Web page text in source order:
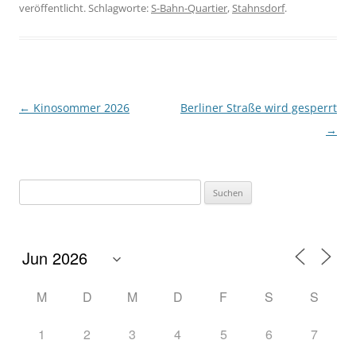
veröffentlicht. Schlagworte:S-Bahn-Quartier,Stahnsdorf.
Beitragsnavigation
← Kinosommer 2026
Berliner Straße wird gesperrt
→
M D M D F S S
1 2 3 4 5 6 7